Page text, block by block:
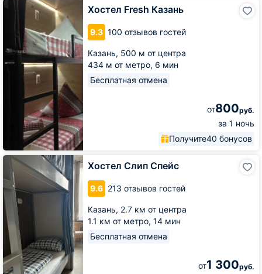
Хостел Fresh Казань
9.3 100 отзывов гостей
Казань, 500 м от центра
434 м от метро, 6 мин
Бесплатная отмена
от800руб.
за 1 ночь
Получите40 бонусов
Хостел
Хостел Слип Спейс
9.6 213 отзывов гостей
Казань, 2.7 км от центра
1.1 км от метро, 14 мин
Бесплатная отмена
от1 300руб.
Хостел
Слип
Спейс